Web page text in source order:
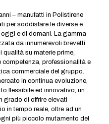
– manufatti in Polistirene
per soddisfare le diverse e
e di domani. La gamma
da innumerevoli brevetti
qualità su materie prime,
competenza, professionalità e
commerciale del gruppo.
in continua evoluzione,
flessibile ed innovativo, un
grado di offrire elevati
in tempo reale, oltre ad un
più piccolo mutamento del